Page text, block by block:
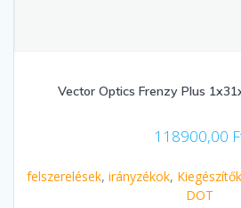
Vector Optics Frenzy Plus
118900,00
felszerelések, irányzékok, Kiegészítők
DOT